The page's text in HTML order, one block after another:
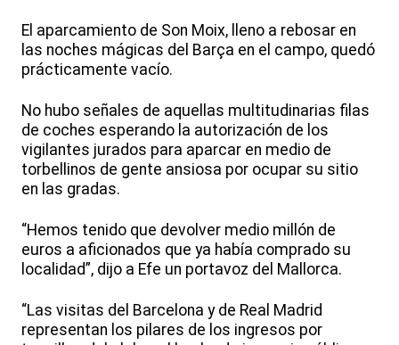
El aparcamiento de Son Moix, lleno a rebosar en
las noches mágicas del Barça en el campo, quedó
prácticamente vacío.
No hubo señales de aquellas multitudinarias filas
de coches esperando la autorización de los
vigilantes jurados para aparcar en medio de
torbellinos de gente ansiosa por ocupar su sitio
en las gradas.
“Hemos tenido que devolver medio millón de
euros a aficionados que ya había comprado su
localidad”, dijo a Efe un portavoz del Mallorca.
“Las visitas del Barcelona y de Real Madrid
representan los pilares de los ingresos por